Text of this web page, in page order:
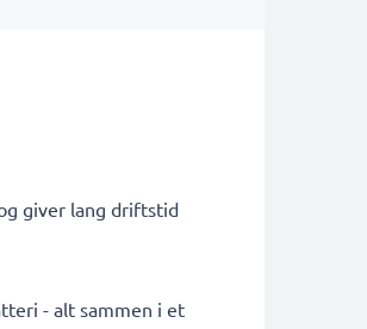
giver lang driftstid
- alt sammen i et